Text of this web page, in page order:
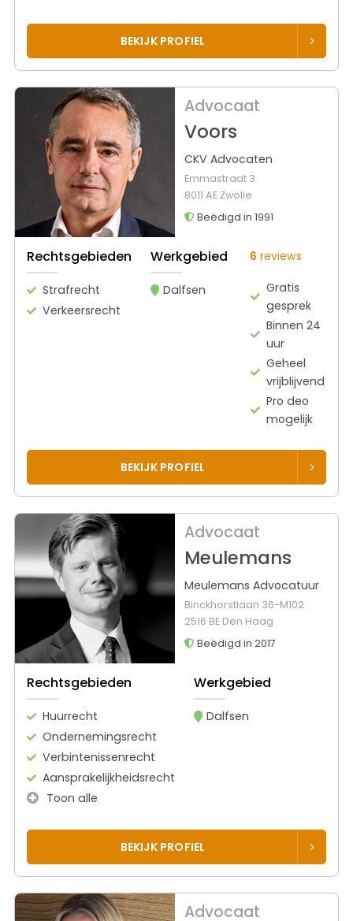
BEKIJK PROFIEL
Advocaat
Voors
CKV Advocaten
Emmastraat 3
8011 AE Zwolle
Beëdigd in 1991
Rechtsgebieden
Strafrecht
Verkeersrecht
Werkgebied
Dalfsen
6 reviews
Gratis
gesprek
Binnen 24
uur
Geheel
vrijblijvend
Pro deo
mogelijk
BEKIJK PROFIEL
Advocaat
Meulemans
Meulemans Advocatuur
Binckhorstlaan 36-M102
2516 BE Den Haag
Beëdigd in 2017
Rechtsgebieden
Huurrecht
Ondernemingsrecht
Verbintenissenrecht
Aansprakelijkheidsrecht
Toon alle
Werkgebied
Dalfsen
BEKIJK PROFIEL
Advocaat